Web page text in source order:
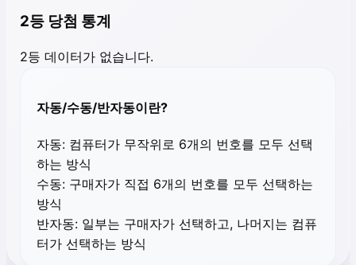
2등 당첨 통계
2등 데이터가 없습니다.
자동/수동/반자동이란?
자동: 컴퓨터가 무작위로 6개의 번호를 모두 선택
하는 방식
수동: 구매자가 직접 6개의 번호를 모두 선택하는
방식
반자동: 일부는 구매자가 선택하고, 나머지는 컴퓨
터가 선택하는 방식